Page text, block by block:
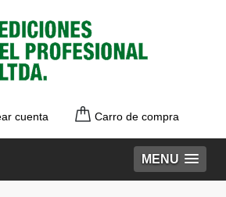
cuenta Carro de compra
MENU